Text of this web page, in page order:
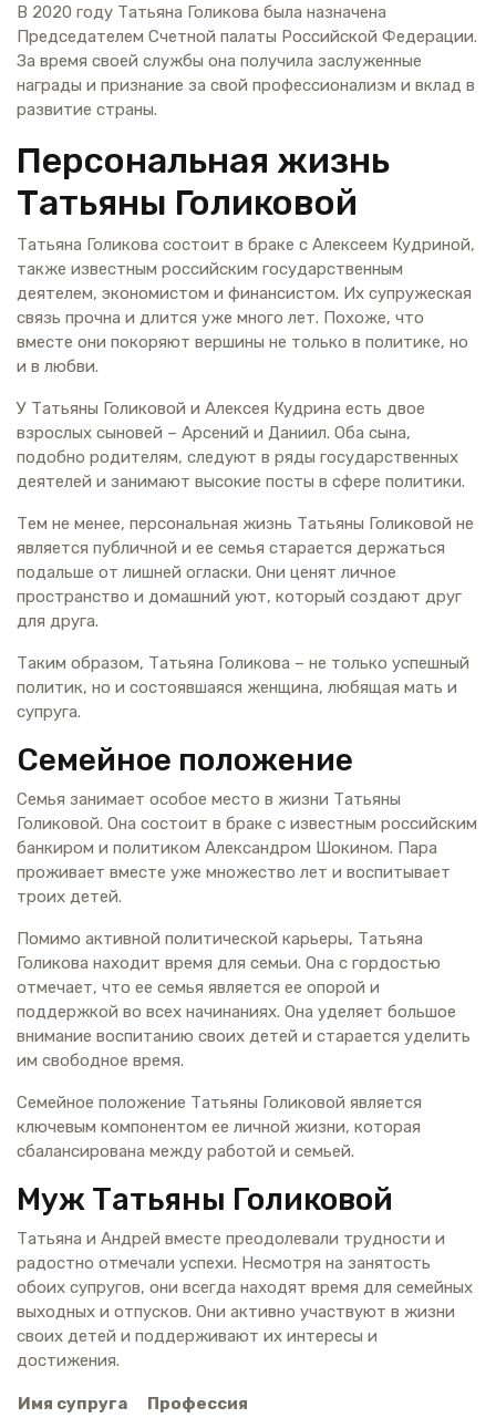
В 2020 году Татьяна Голикова была назначена
Председателем Счетной палаты Российской Федерации.
За время своей службы она получила заслуженные
награды и признание за свой профессионализм и вклад в
развитие страны.
Персональная жизнь
Татьяны Голиковой
Татьяна Голикова состоит в браке с Алексеем Кудриной,
также известным российским государственным
деятелем, экономистом и финансистом. Их супружеская
связь прочна и длится уже много лет. Похоже, что
вместе они покоряют вершины не только в политике, но
и в любви.
У Татьяны Голиковой и Алексея Кудрина есть двое
взрослых сыновей – Арсений и Даниил. Оба сына,
подобно родителям, следуют в ряды государственных
деятелей и занимают высокие посты в сфере политики.
Тем не менее, персональная жизнь Татьяны Голиковой не
является публичной и ее семья старается держаться
подальше от лишней огласки. Они ценят личное
пространство и домашний уют, который создают друг
для друга.
Таким образом, Татьяна Голикова – не только успешный
политик, но и состоявшаяся женщина, любящая мать и
супруга.
Семейное положение
Семья занимает особое место в жизни Татьяны
Голиковой. Она состоит в браке с известным российским
банкиром и политиком Александром Шокином. Пара
проживает вместе уже множество лет и воспитывает
троих детей.
Помимо активной политической карьеры, Татьяна
Голикова находит время для семьи. Она с гордостью
отмечает, что ее семья является ее опорой и
поддержкой во всех начинаниях. Она уделяет большое
внимание воспитанию своих детей и старается уделить
им свободное время.
Семейное положение Татьяны Голиковой является
ключевым компонентом ее личной жизни, которая
сбалансирована между работой и семьей.
Муж Татьяны Голиковой
Татьяна и Андрей вместе преодолевали трудности и
радостно отмечали успехи. Несмотря на занятость
обоих супругов, они всегда находят время для семейных
выходных и отпусков. Они активно участвуют в жизни
своих детей и поддерживают их интересы и
достижения.
Имя супруга
Профессия